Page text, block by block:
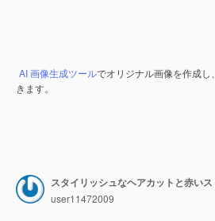
AI 画像生成ツールでオリジナル画像を作成し、
きます。
user11472009